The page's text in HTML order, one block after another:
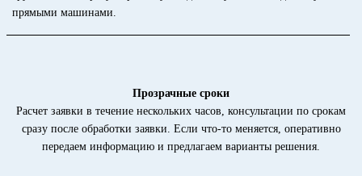
прямыми машинами.
Прозрачные сроки
Расчет заявки в течение нескольких часов, консультации по срокам
сразу после обработки заявки. Если что-то меняется, оперативно
передаем информацию и предлагаем варианты решения.